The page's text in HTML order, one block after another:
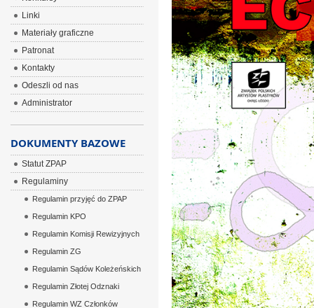
Linki
Materiały graficzne
Patronat
Kontakty
Odeszli od nas
Administrator
DOKUMENTY BAZOWE
Statut ZPAP
Regulaminy
Regulamin przyjęć do ZPAP
Regulamin KPO
Regulamin Komisji Rewizyjnych
Regulamin ZG
Regulamin Sądów Koleżeńskich
Regulamin Złotej Odznaki
Regulamin WZ Członków